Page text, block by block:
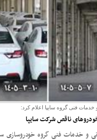
و خدمات فنی گروه سایپا اعلام کرد: